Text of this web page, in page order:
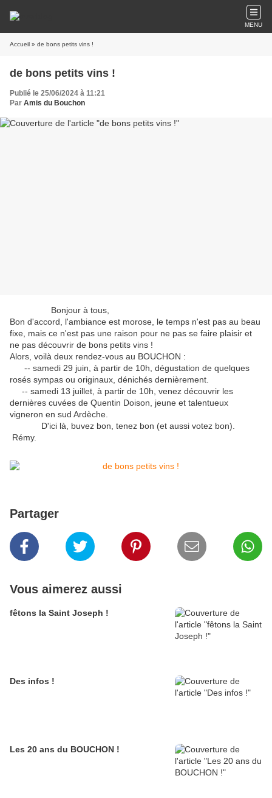
MENU
Accueil » de bons petits vins !
de bons petits vins !
Publié le 25/06/2024 à 11:21
Par Amis du Bouchon
Bonjour à tous,
Bon d'accord, l'ambiance est morose, le temps n'est pas au beau
fixe, mais ce n'est pas une raison pour ne pas se faire plaisir et
ne pas découvrir de bons petits vins !
Alors, voilà deux rendez-vous au BOUCHON :
-- samedi 29 juin, à partir de 10h, dégustation de quelques
rosés sympas ou originaux, dénichés dernièrement.
-- samedi 13 juillet, à partir de 10h, venez découvrir les
dernières cuvées de Quentin Doison, jeune et talentueux
vigneron en sud Ardèche.
D'ici là, buvez bon, tenez bon (et aussi votez bon).
Rémy.
Partager
Vous aimerez aussi
fêtons la Saint Joseph !
Des infos !
Les 20 ans du BOUCHON !